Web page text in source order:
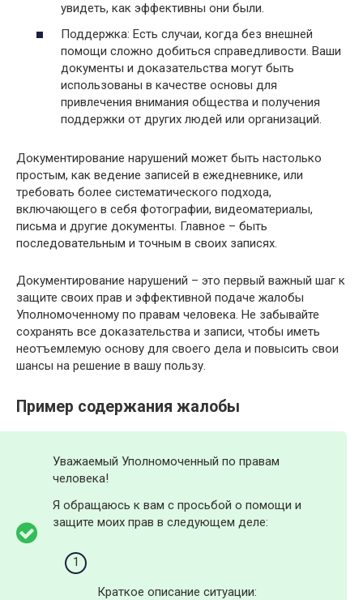
увидеть, как эффективны они были.
Поддержка: Есть случаи, когда без внешней
помощи сложно добиться справедливости. Ваши
документы и доказательства могут быть
использованы в качестве основы для
привлечения внимания общества и получения
поддержки от других людей или организаций.
Документирование нарушений может быть настолько
простым, как ведение записей в ежедневнике, или
требовать более систематического подхода,
включающего в себя фотографии, видеоматериалы,
письма и другие документы. Главное – быть
последовательным и точным в своих записях.
Документирование нарушений – это первый важный шаг к
защите своих прав и эффективной подаче жалобы
Уполномоченному по правам человека. Не забывайте
сохранять все доказательства и записи, чтобы иметь
неотъемлемую основу для своего дела и повысить свои
шансы на решение в вашу пользу.
Пример содержания жалобы
Уважаемый Уполномоченный по правам
человека!
Я обращаюсь к вам с просьбой о помощи и
защите моих прав в следующем деле:
Краткое описание ситуации: